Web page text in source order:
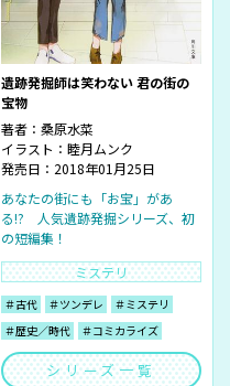
遺跡発掘師は笑わない 君の街の
宝物
著者： 桑原水菜
イラスト： 睦月ムンク
発売日：2018年01月25日
あなたの街にも「お宝」があ
る!? 人気遺跡発掘シリーズ、初
の短編集！
ミステリ
＃古代 ＃ツンデレ
＃ミステリ
＃歴史／時代
＃コミカライズ
シリーズ一覧